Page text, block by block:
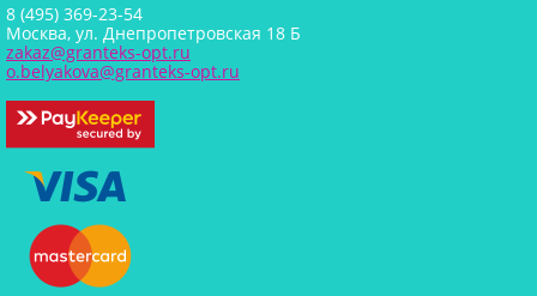
8 (495) 369-23-54
Москва, ул. Днепропетровская 18 Б
zakaz@granteks-opt.ru
o.belyakova@granteks-opt.ru